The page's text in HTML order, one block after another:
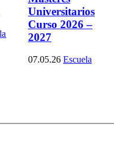
Universitarios
Curso 2026 –
2027
07.05.26 Escuela